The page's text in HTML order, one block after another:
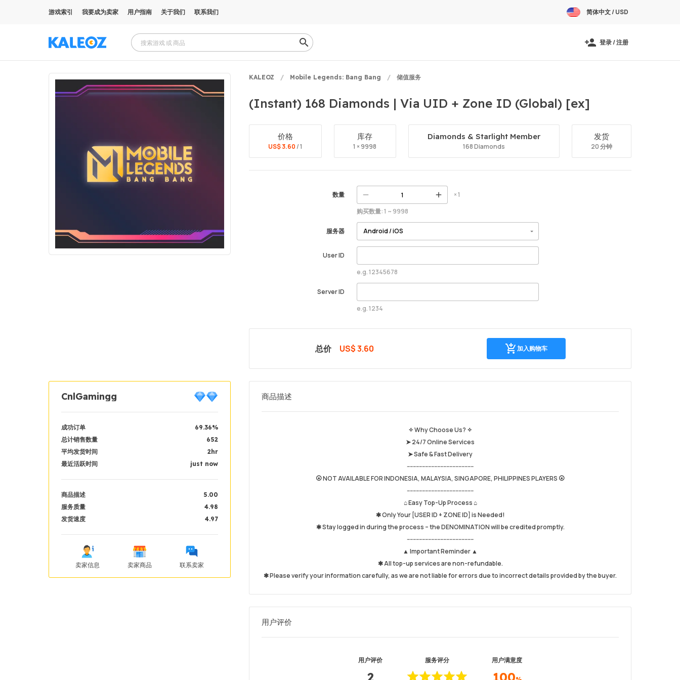
游戏索引 我要成为卖家 用户指南 关于我们 联系我们 简体中文 / USD
登录 / 注册
KALEOZ Mobile Legends: Bang Bang 储值服务
(Instant) 168 Diamonds | Via UID + Zone ID (Global) [ex]
价格
US$ 3.60 / 1
库存
1 × 9998
Diamonds & Starlight Member
168 Diamonds
发货
20 分钟
数量
× 1
购买数量: 1 ~ 9998
服务器
User ID
e.g. 12345678
Server ID
e.g. 1234
总价 US$ 3.60 加入购物车
加
购
物
CnlGamingg
成功订单 69.36%
总计销售数量 652
平均发货时间 2hr
最近活跃时间 just now
商品描述 5.00
服务质量 4.98
发货速度 4.97
卖家信息 卖家商品 联系卖家
商品描述
✧ Why Choose Us? ✧
➤ 24/7 Online Services
➤ Safe & Fast Delivery
--------------------------------------------
⦿ NOT AVAILABLE FOR INDONESIA, MALAYSIA, SINGAPORE, PHILIPPINES PLAYERS ⦿
--------------------------------------------
⌂ Easy Top-Up Process ⌂
✱ Only Your [USER ID + ZONE ID] is Needed!
✱ Stay logged in during the process – the DENOMINATION will be credited promptly.
--------------------------------------------
▲ Important Reminder ▲
✱ All top-up services are non-refundable.
✱ Please verify your information carefully, as we are not liable for errors due to incorrect details provided by the buyer.
用户评价
用户评价
2
服务评分 用户满意度
100